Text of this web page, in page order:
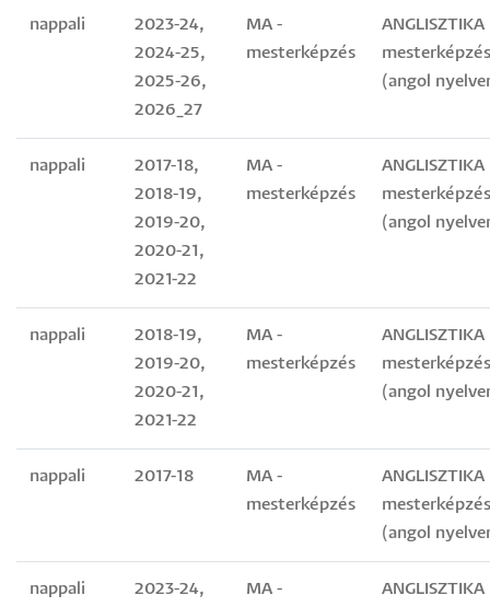
nappali
2023-24,
2024-25,
2025-26,
2026_27
MA -
mesterképzés
ANGLISZTIKA
(angol
nappali
2017-18,
2018-19,
2019-20,
2020-21,
2021-22
MA -
mesterképzés
ANGLISZTIKA
(angol
nappali
2018-19,
2019-20,
2020-21,
2021-22
MA -
mesterképzés
ANGLISZTIKA
(angol
nappali 2017-18
MA -
mesterképzés
ANGLISZTIKA
(angol
nappali
2023-24,
MA -
ANGLISZTIKA